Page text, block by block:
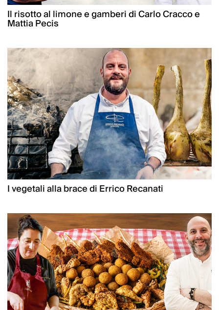
Il risotto al limone e gamberi di Carlo Cracco e
Mattia Pecis
I vegetali alla brace di Errico Recanati